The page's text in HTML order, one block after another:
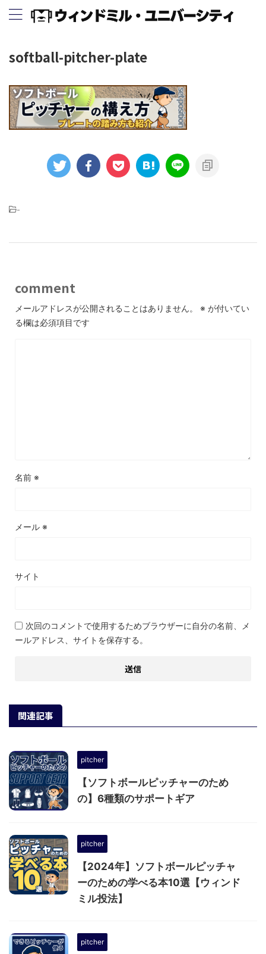
softball-pitcher-plate
-
comment
メールアドレスが公開されることはありません。 ※ が付いてい
る欄は必須項目です
名前 ※
メール ※
サイト
次回のコメントで使用するためブラウザーに自分の名前、メ
ールアドレス、サイトを保存する。
関連記事
pitcher
【ソフトボールピッチャーのため
の】6種類のサポートギア
pitcher
【2024年】ソフトボールピッチャ
ーのための学べる本10選【ウィンド
ミル投法】
pitcher